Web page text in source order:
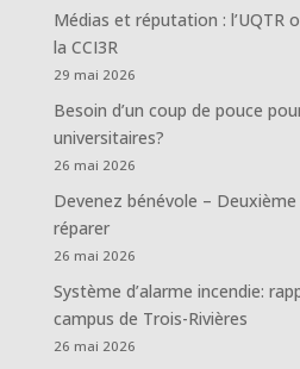
Médias et réputation : l’UQTR
la CCI3R
29 mai 2026
Besoin d’un coup de pouce
universitaires?
26 mai 2026
Devenez bénévole –
réparer
26 mai 2026
Système d’alarme incendie:
campus de Trois-Rivières
26 mai 2026